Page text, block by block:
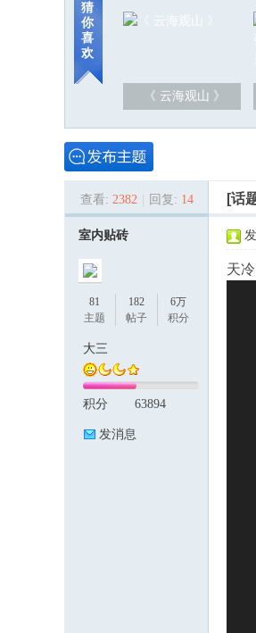
»
猜
你
喜
欢
《 云海观山 》
查看: 2382 回复: 14 [话
室内贴砖
81
主题
182
帖子
6万
积分
大三
积分 63894
发消息
天